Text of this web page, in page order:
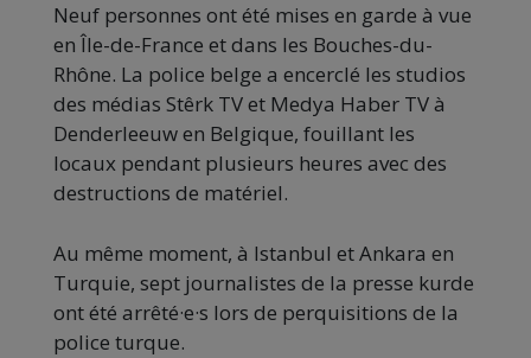
Neuf personnes ont été mises en garde à vue
en Île-de-France et dans les Bouches-du-
Rhône. La police belge a encerclé les studios
des médias Stêrk TV et Medya Haber TV à
Denderleeuw en Belgique, fouillant les
locaux pendant plusieurs heures avec des
destructions de matériel.
Au même moment, à Istanbul et Ankara en
Turquie, sept journalistes de la presse kurde
ont été arrêté·e·s lors de perquisitions de la
police turque.